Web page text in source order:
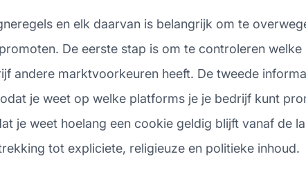
en elk daarvan is belangrijk om te
De eerste stap is om te controleren
andere marktvoorkeuren heeft. De tweede
je weet op welke platforms je je bedrijf kunt
je weet hoelang een cookie geldig blijft vanaf de
tot expliciete, religieuze en politieke inhoud.